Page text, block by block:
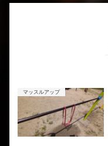
マッスルアップ